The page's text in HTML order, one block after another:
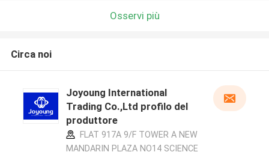
Osservi più
Circa noi
Joyoung International
Trading Co.,Ltd profilo del
produttore
FLAT 917A 9/F TOWER A NEW
MANDARIN PLAZA NO14 SCIENCE